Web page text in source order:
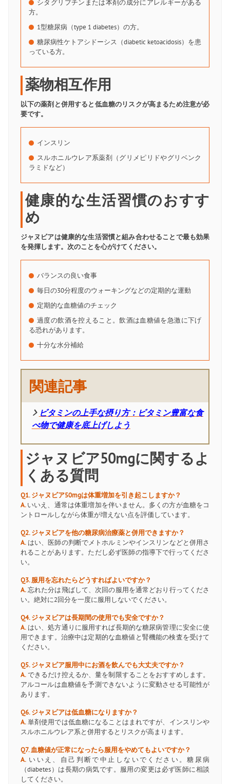
シタグリプチンまたは本剤の成分にアレルギーがある
方。
1型糖尿病（type 1 diabetes）の方。
糖尿病性ケトアシドーシス（diabetic ketoacidosis）を患
っている方。
薬物相互作用
以下の薬剤と併用すると低血糖のリスクが高まるため注意が必
要です。
インスリン
スルホニルウレア系薬剤（グリメピリドやグリベンク
ラミドなど）
健康的な生活習慣のおすす
め
ジャヌビアは健康的な生活習慣と組み合わせることで最も効果
を発揮します。次のことを心がけてください。
バランスの良い食事
毎日の30分程度のウォーキングなどの定期的な運動
定期的な血糖値のチェック
過度の飲酒を控えること。飲酒は血糖値を急激に下げ
る恐れがあります。
十分な水分補給
関連記事
ビタミンの上手な摂り方：ビタミン豊富な食
べ物で健康を底上げしよう
ジャヌビア50mgに関するよ
くある質問
Q1. ジャヌビア50mgは体重増加を引き起こしますか？
A.いいえ、通常は体重増加を伴いません。多くの方が血糖をコ
ントロールしながら体重が増えない点を評価しています。
Q2. ジャヌビアを他の糖尿病治療薬と併用できますか？
A. はい、医師の判断でメトホルミンやインスリンなどと併用さ
れることがあります。ただし必ず医師の指導下で行ってくださ
い。
Q3. 服用を忘れたらどうすればよいですか？
A.忘れた分は飛ばして、次回の服用を通常どおり行ってくださ
い。絶対に2回分を一度に服用しないでください。
Q4. ジャヌビアは長期間の使用でも安全ですか？
A.はい、処方通りに服用すれば長期的な糖尿病管理に安全に使
用できます。治療中は定期的な血糖値と腎機能の検査を受けて
ください。
Q5. ジャヌビア服用中にお酒を飲んでも大丈夫ですか？
A.できるだけ控えるか、量を制限することをおすすめします。
アルコールは血糖値を予測できないように変動させる可能性が
あります。
Q6. ジャヌビアは低血糖になりますか？
A.単剤使用では低血糖になることはまれですが、インスリンや
スルホニルウレア系と併用するとリスクが高まります。
Q7. 血糖値が正常になったら服用をやめてもよいですか？
A. いいえ、自己判断で中止しないでください。糖尿病
（diabetes）は長期の病気です。服用の変更は必ず医師に相談
してください。